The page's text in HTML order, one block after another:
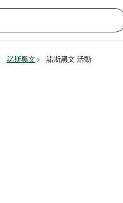
諾斯黑文 諾斯黑文 活動